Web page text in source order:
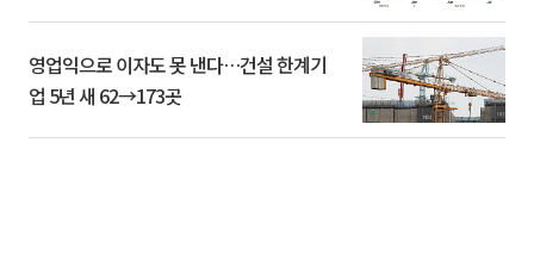
영업익으로 이자도 못 낸다…건설 한계기
업 5년 새 62→173곳